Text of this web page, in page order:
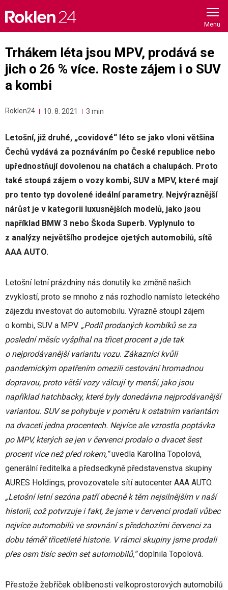
content
Trhákem léta jsou MPV, prodává se
jich o 26 % více. Roste zájem i o SUV
a kombi
Roklen24 10. 8. 2021 3 min
Letošní, již druhé, „covidové“ léto se jako vloni většina
Čechů vydává za poznáváním po České republice nebo
upřednostňují dovolenou na chatách a chalupách. Proto
také stoupá zájem o vozy kombi, SUV a MPV, které mají
pro tento typ dovolené ideální parametry. Nejvýraznější
nárůst je v kategorii luxusnějších modelů, jako jsou
například BMW 3 nebo Škoda Superb. Vyplynulo to
z analýzy největšího prodejce ojetých automobilů, sítě
AAA AUTO.
Letošní letní prázdniny nás donutily ke změně našich
zvyklostí, proto se mnoho z nás rozhodlo namísto leteckého
zájezdu investovat do automobilu. Výrazně stoupl zájem
o kombi, SUV a MPV. „Podíl prodaných kombíků se za
poslední měsíc vyšplhal na třicet procent a jde tak
o nejprodávanější variantu vozu. Zákazníci kvůli
pandemickým opatřením omezili cestování hromadnou
dopravou, proto větší vozy válcují ty menší, jako jsou
například hatchbacky, které byly donedávna nejprodávanější
variantou. SUV se pohybuje v poměru k ostatním variantám
na dvaceti jedna procentech. Nejvíce ale vzrostla poptávka
po MPV, kterých se jen v červenci prodalo o dvacet šest
procent více než před rokem,“uvedla Karolína Topolová,
generální ředitelka a předsedkyně představenstva skupiny
AURES Holdings, provozovatele sítí autocenter AAA AUTO.
„Letošní letní sezóna patří obecně k těm nejsilnějším v naší
historii, což potvrzuje i fakt, že jsme v červenci prodali vůbec
nejvíce automobilů ve srovnání s předchozími červenci za
dobu téměř třicetileté historie. V rámci skupiny jsme prodali
přes osm tisíc sedm set automobilů,“doplnila Topolová.
Přestože žebříček oblíbenosti velkoprostorových automobilů